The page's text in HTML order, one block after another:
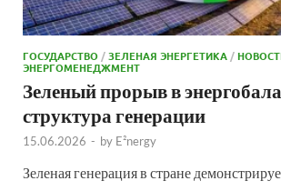
ГОСУДАРСТВО /ЗЕЛЕНАЯ ЭНЕРГЕТИКА /
ЭНЕРГОМЕНЕДЖМЕНТ
Зеленый прорыв в
структура генерации
15.06.2026 - by E²nergy
Зеленая генерация в стране